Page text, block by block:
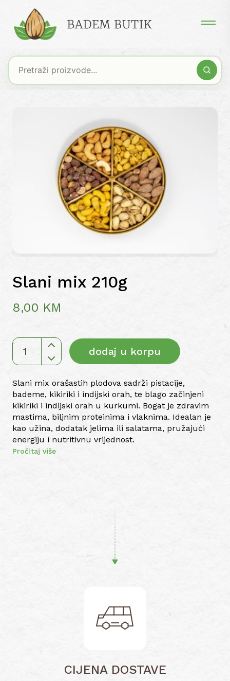
Slani mix 210g
8,00 KM
Slani
210g
količina
dodaj u korpu
Slani mix orašastih plodova sadrži pistacije,
bademe, kikiriki i indijski orah, te blago začinjeni
kikiriki i indijski orah u kurkumi. Bogat je zdravim
mastima, biljnim proteinima i vlaknima. Idealan je
kao užina, dodatak jelima ili salatama, pružajući
energiju i nutritivnu vrijednost.
Pročitaj više
CIJENA DOSTAVE